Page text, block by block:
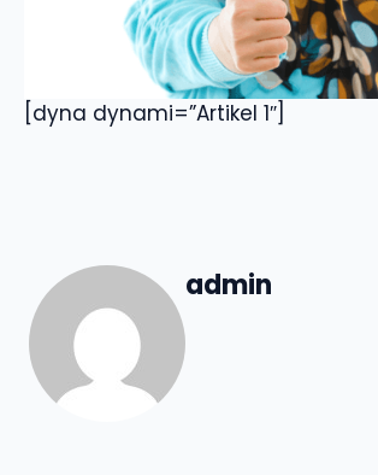
[dyna dynami=”Artikel 1″]
admin